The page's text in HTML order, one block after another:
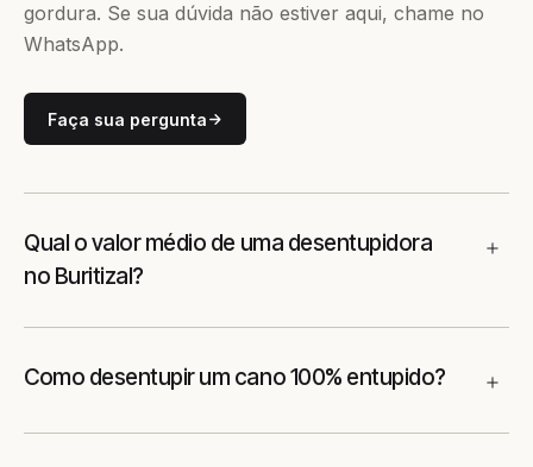
gordura. Se sua dúvida não estiver aqui, chame no
WhatsApp.
Faça sua pergunta
Qual o valor médio de uma desentupidora
no Buritizal?
Como desentupir um cano 100% entupido?